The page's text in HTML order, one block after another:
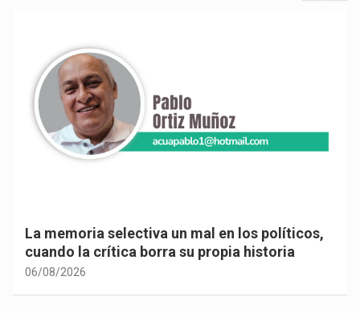
La memoria selectiva un mal en los políticos,
cuando la crítica borra su propia historia
06/08/2026